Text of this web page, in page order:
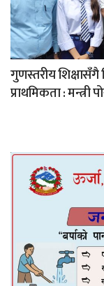
गुणस्तरीय
प्राथमिकता : मन्त्री